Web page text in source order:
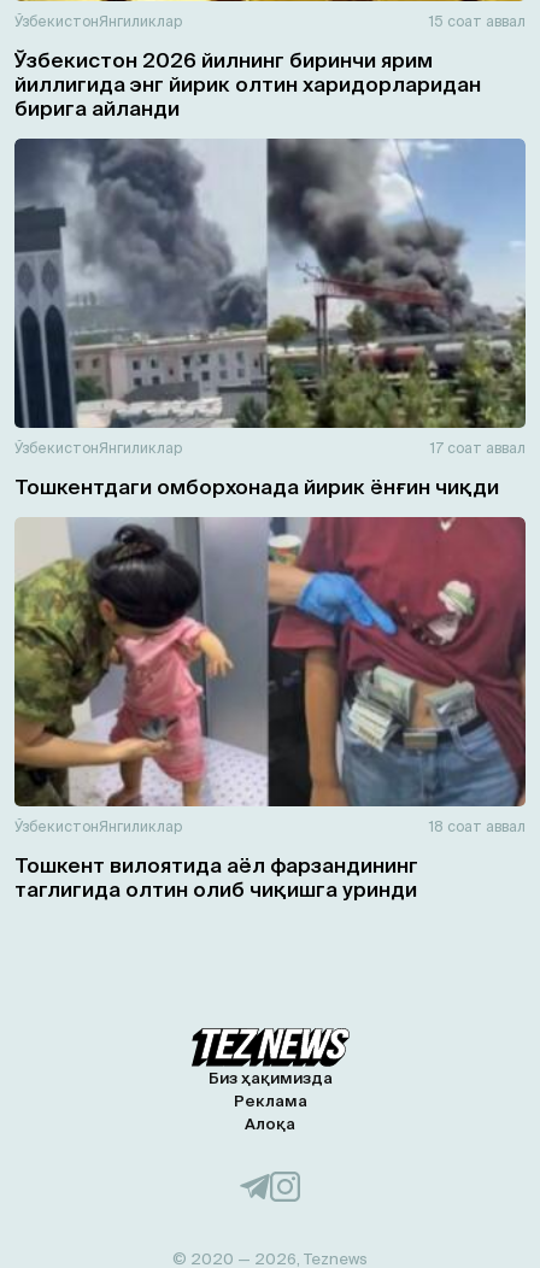
ЎзбекистонЯнгиликлар 15 соат аввал
Ўзбекистон 2026 йилнинг биринчи ярим
йиллигида энг йирик олтин харидорларидан
бирига айланди
ЎзбекистонЯнгиликлар 17 соат аввал
Тошкентдаги омборхонада йирик ёнғин чиқди
ЎзбекистонЯнгиликлар 18 соат аввал
Тошкент вилоятида аёл фарзандининг
таглигида олтин олиб чиқишга уринди
Биз ҳақимизда
Реклама
Алоқа
© 2020 — 2026, Teznews